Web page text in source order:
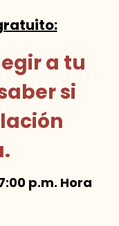
a tu
si
p.m. Hora